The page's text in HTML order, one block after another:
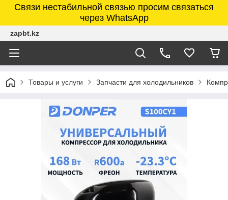
Связи нестабильной связью просим связаться
через WhatsApp
zapbt.kz
Товары и услуги Запчасти для холодильников